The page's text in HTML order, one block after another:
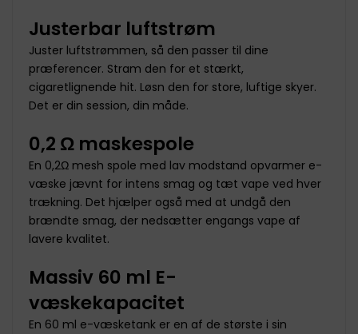
Justerbar luftstrøm
Juster luftstrømmen, så den passer til dine
præferencer. Stram den for et stærkt,
cigaretlignende hit. Løsn den for store, luftige skyer.
Det er din session, din måde.
0,2 Ω maskespole
En 0,2Ω mesh spole med lav modstand opvarmer e-
væske jævnt for intens smag og tæt vape ved hver
trækning. Det hjælper også med at undgå den
brændte smag, der nedsætter engangs vape af
lavere kvalitet.
Massiv 60 ml E-
væskekapacitet
En 60 ml e-væsketank er en af de største i sin